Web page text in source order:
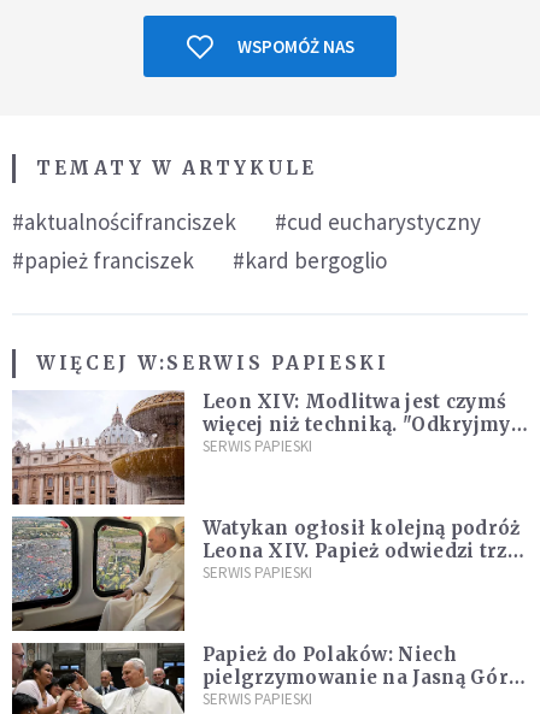
WSPOMÓŻ NAS
TEMATY W ARTYKULE
#aktualnościfranciszek
#cud eucharystyczny
#papież franciszek
#kard bergoglio
WIĘCEJ W:SERWIS PAPIESKI
Leon XIV: Modlitwa jest czymś
więcej niż techniką. "Odkryjmy
ją na nowo"
SERWIS PAPIESKI
Watykan ogłosił kolejną podróż
Leona XIV. Papież odwiedzi trzy
kraje Ameryki Południowej
SERWIS PAPIESKI
Papież do Polaków: Niech
pielgrzymowanie na Jasną Górę
umocni wiarę i nadzieję
SERWIS PAPIESKI